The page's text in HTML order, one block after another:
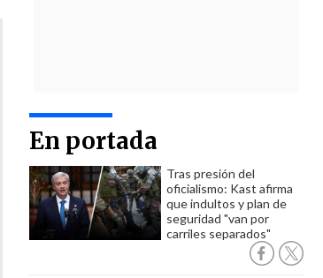
En portada
Tras presión del
oficialismo: Kast afirma
que indultos y plan de
seguridad "van por
carriles separados"